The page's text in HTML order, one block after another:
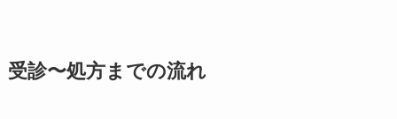
受診〜処方までの流れ